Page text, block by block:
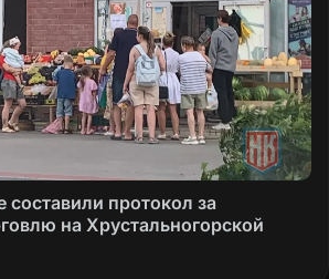
составили протокол за
на Хрустальногорской